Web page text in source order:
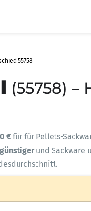
55758
(55758) –
€ für für Pellets-
und Sackware